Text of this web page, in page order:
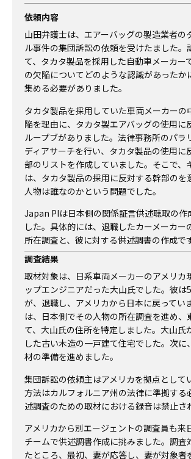
依頼内容
山田弁護士は、エアーバッグの製造業者の
ル事件の集団訴訟の依頼を受けたました。
て、タカタ製品を採用した自動車メーカー
の欠陥についてどのような認識があったか
集める必要がありました。
タカタ製品を採用していた車両メーカーの
陥を理由に、タカタ製エアバッグの使用に
ループブがありました。法律事務所のパラ
ディアサーチを行い、タカタ製品の使用に
部のリストを作成していました。そこで、
は、タカタ製品の採用に反対する幹部のを
人物は誰なのかという問題でした。
Japan PIは日本側の関係証言供述聴取の作
した。具体的には、退職したカーメーカー
所在調査と、彼に対する供述調書の作成です
調査結果
取材対象は、日系車両メーカーのアメリカ
ップエンジニアだった大山氏でした。彼は
が、退職し、アメリカから日本に戻ってい
は、日本側でその人物の所在調査を進め、
て、大山氏の住所を特定しました。大山氏
した古い木造の一戸建て住宅でした。次に
材の準備を進めました。
集団訴訟の依頼主はアメリカを拠点として
方法はカルフォルニア州の法律に準拠する
述調査のための取材における録音は禁止さ
アメリカから別エージェントの調査員も来
チームで供述調書作成に挑みました。調査
たところ、最初、妻が応答し、妻が対象者